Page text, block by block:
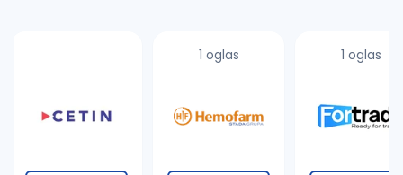
1 oglas 1 oglas